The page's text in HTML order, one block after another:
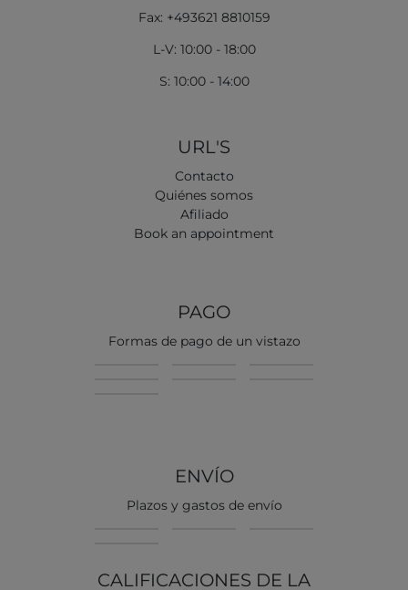
Fax: +493621 8810159
L-V: 10:00 - 18:00
S: 10:00 - 14:00
URL'S
Contacto
Quiénes somos
Afiliado
Book an appointment
PAGO
Formas de pago de un vistazo